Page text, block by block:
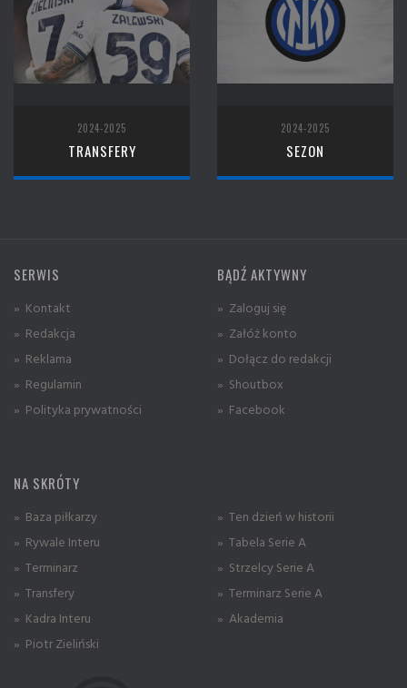
2024-2025
TRANSFERY
2024-2025
SEZON
SERWIS
» Kontakt
» Redakcja
» Reklama
» Regulamin
» Polityka prywatności
BĄDŹ AKTYWNY
» Zaloguj się
» Załóż konto
» Dołącz do redakcji
» Shoutbox
» Facebook
NA SKRÓTY
» Baza piłkarzy
» Rywale Interu
» Terminarz
» Transfery
» Kadra Interu
» Piotr Zieliński
» Ten dzień w historii
» Tabela Serie A
» Strzelcy Serie A
» Terminarz Serie A
» Akademia